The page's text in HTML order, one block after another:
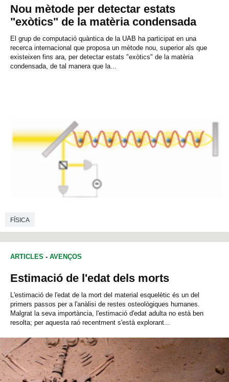
Nou mètode per detectar estats
"exòtics" de la matèria condensada
El grup de computació quàntica de la UAB ha participat en una
recerca internacional que proposa un mètode nou, superior als que
existeixen fins ara, per detectar estats "exòtics" de la matèria
condensada, de tal manera que la...
FÍSICA
ARTICLES - AVENÇOS
Estimació de l'edat dels morts
L'estimació de l'edat de la mort del material esquelètic és un del
primers passos per a l'anàlisi de restes osteològiques humanes.
Malgrat la seva importància, l'estimació d'edat adulta no està ben
resolta; per aquesta raó recentment s'està explorant...